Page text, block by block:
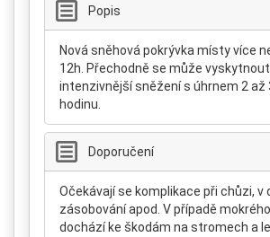
Popis
Nová sněhová pokrývka místy více
12h. Přechodně se může
intenzivnější sněžení s úhrnem 2 až
hodinu.
Doporučení
Očekávají se komplikace při chůzi, v
zásobování apod. V případě
dochází ke škodám na stromech a